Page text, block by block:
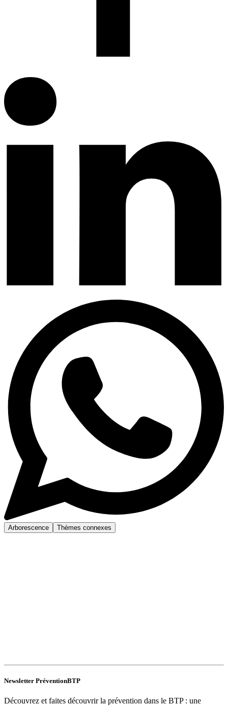
Arborescence Thèmes connexes
Newsletter PréventionBTP
Découvrez et faites découvrir la prévention dans le BTP : une